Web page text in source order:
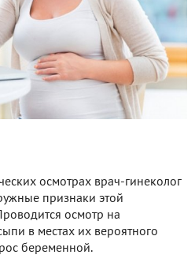
осмотрах врач-гинеколог
признаки этой
осмотр на
в местах их вероятного
беременной.